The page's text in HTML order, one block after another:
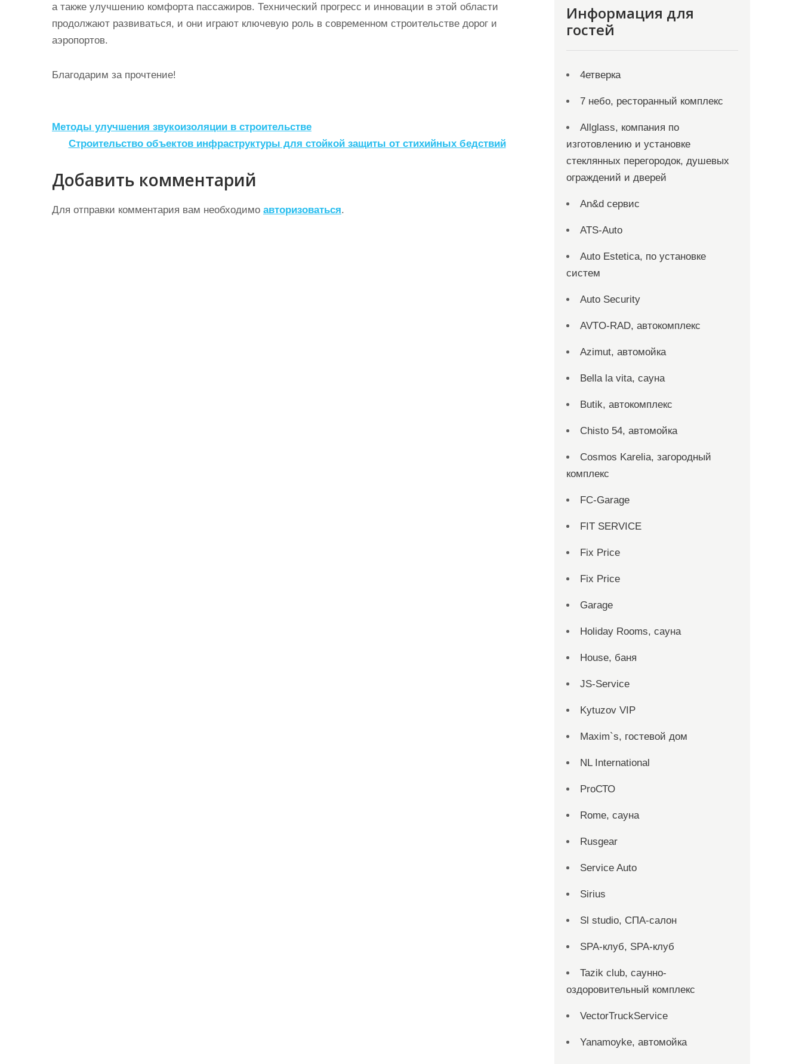
а также улучшению комфорта пассажиров. Технический прогресс и инновации в этой области
продолжают развиваться, и они играют ключевую роль в современном строительстве дорог и
аэропортов.
Благодарим за прочтение!
Н
в
и
г
Методы улучшения звукоизоляции в строительстве
Строительство объектов инфраструктуры для стойкой защиты от стихийных бедствий
Добавить комментарий
Для отправки комментария вам необходимо авторизоваться.
Информация для
гостей
4етверка
7 небо, ресторанный комплекс
Allglass, компания по
изготовлению и установке
стеклянных перегородок, душевых
ограждений и дверей
An&d сервис
ATS-Auto
Auto Estetica, по установке
систем
Auto Security
AVTO-RAD, автокомплекс
Azimut, автомойка
Bella la vita, сауна
Butik, автокомплекс
Chisto 54, автомойка
Cosmos Karelia, загородный
комплекс
FC-Garage
FIT SERVICE
Fix Price
Fix Price
Garage
Holiday Rooms, сауна
House, баня
JS-Service
Kytuzov VIP
Maxim`s, гостевой дом
NL International
ProСТО
Rome, сауна
Rusgear
Service Auto
Sirius
Sl studio, СПА-салон
SPA-клуб, SPA-клуб
Tazik club, саунно-
оздоровительный комплекс
VectorTruckService
Yanamoyke, автомойка